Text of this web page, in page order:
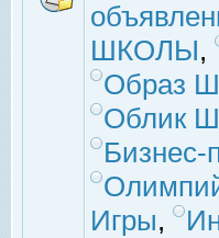
ШКОЛЫ,
Образ
Облик
Бизнес-
Игры,